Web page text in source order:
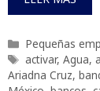
Categorías
Pequeñas
Etiquetas
activar, Agua,
Ariadna Cruz,